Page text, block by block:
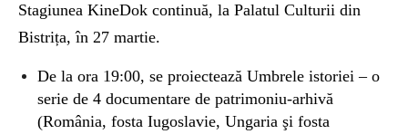
Stagiunea KineDok continuă, la Palatul Culturii din
Bistrița, în 27 martie.
De la ora 19:00, se proiectează Umbrele istoriei – o
serie de 4 documentare de patrimoniu-arhivă
(România, fosta Iugoslavie, Ungaria şi fosta